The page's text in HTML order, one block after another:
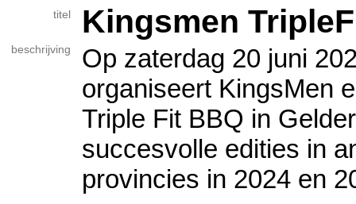
titel Kingsmen
beschrijving
Op zaterdag 20 juni
organiseert KingsMen
Triple Fit BBQ in
succesvolle edities in
provincies in 2024 en